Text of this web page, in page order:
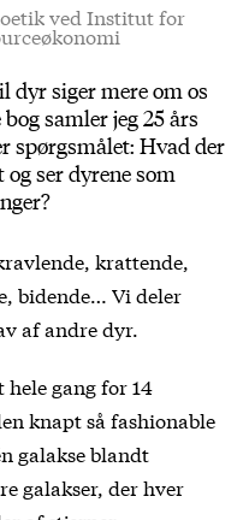
ved Institut for
dyr siger mere om os
samler jeg 25 års
spørgsmålet: Hvad der
ser dyrene som
krattende,
bidende… Vi deler
af andre dyr.
hele gang for 14
knapt så fashionable
galakse blandt
galakser, der hver